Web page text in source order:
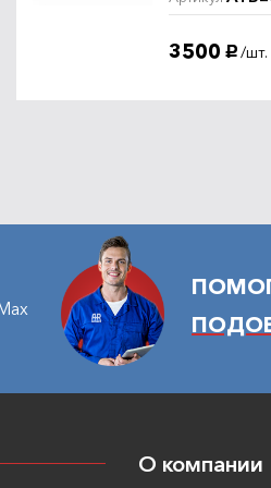
3500 руб. /шт.
О компании